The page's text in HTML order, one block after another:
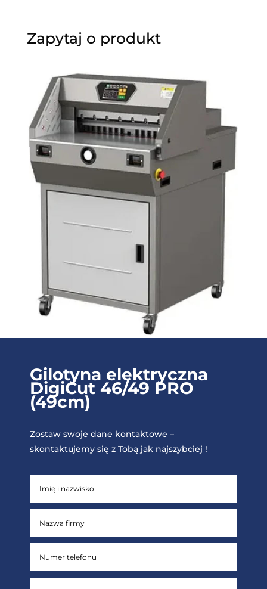
Zapytaj o produkt
Gilotyna elektryczna
DigiCut 46/49 PRO
(49cm)
Zostaw swoje dane kontaktowe –
skontaktujemy się z Tobą jak najszybciej !